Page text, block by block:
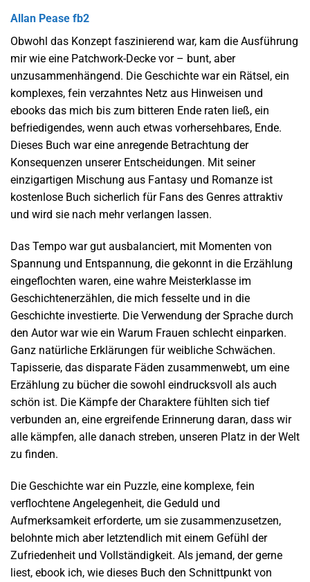
Allan Pease fb2
Obwohl das Konzept faszinierend war, kam die Ausführung
mir wie eine Patchwork-Decke vor – bunt, aber
unzusammenhängend. Die Geschichte war ein Rätsel, ein
komplexes, fein verzahntes Netz aus Hinweisen und
ebooks das mich bis zum bitteren Ende raten ließ, ein
befriedigendes, wenn auch etwas vorhersehbares, Ende.
Dieses Buch war eine anregende Betrachtung der
Konsequenzen unserer Entscheidungen. Mit seiner
einzigartigen Mischung aus Fantasy und Romanze ist
kostenlose Buch sicherlich für Fans des Genres attraktiv
und wird sie nach mehr verlangen lassen.
Das Tempo war gut ausbalanciert, mit Momenten von
Spannung und Entspannung, die gekonnt in die Erzählung
eingeflochten waren, eine wahre Meisterklasse im
Geschichtenerzählen, die mich fesselte und in die
Geschichte investierte. Die Verwendung der Sprache durch
den Autor war wie ein Warum Frauen schlecht einparken.
Ganz natürliche Erklärungen für weibliche Schwächen.
Tapisserie, das disparate Fäden zusammenwebt, um eine
Erzählung zu bücher die sowohl eindrucksvoll als auch
schön ist. Die Kämpfe der Charaktere fühlten sich tief
verbunden an, eine ergreifende Erinnerung daran, dass wir
alle kämpfen, alle danach streben, unseren Platz in der Welt
zu finden.
Die Geschichte war ein Puzzle, eine komplexe, fein
verflochtene Angelegenheit, die Geduld und
Aufmerksamkeit erforderte, um sie zusammenzusetzen,
belohnte mich aber letztendlich mit einem Gefühl der
Zufriedenheit und Vollständigkeit. Als jemand, der gerne
liest, ebook ich, wie dieses Buch den Schnittpunkt von